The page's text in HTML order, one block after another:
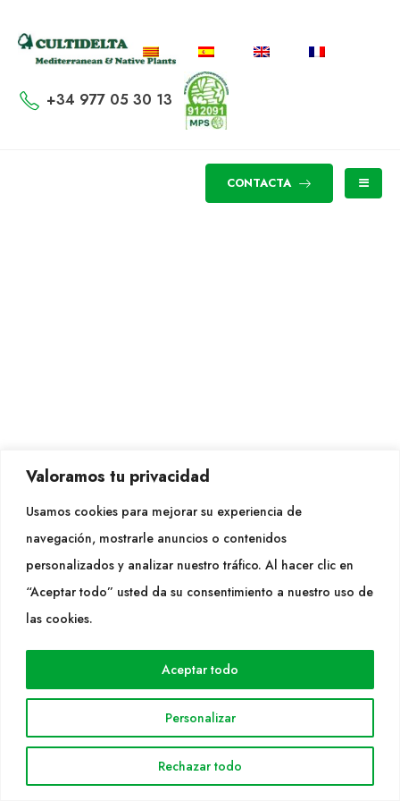
Valoramos tu privacidad
Usamos cookies para mejorar su experiencia de
navegación, mostrarle anuncios o contenidos
personalizados y analizar nuestro tráfico. Al hacer clic en
“Aceptar todo” usted da su consentimiento a nuestro uso de
las cookies.
Personalizar
Rechazar todo
Aceptar todo
+34 977 05 30 13
CONTACTA